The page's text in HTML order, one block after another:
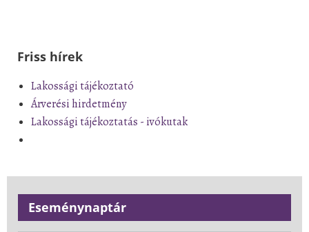
Friss hírek
Lakossági tájékoztató
Árverési hirdetmény
Lakossági tájékoztatás - ivókutak
Eseménynaptár